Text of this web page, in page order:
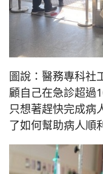
圖說：醫務專科社
顧自己在急診超過
只想著趕快完成病
了如何幫助病人順